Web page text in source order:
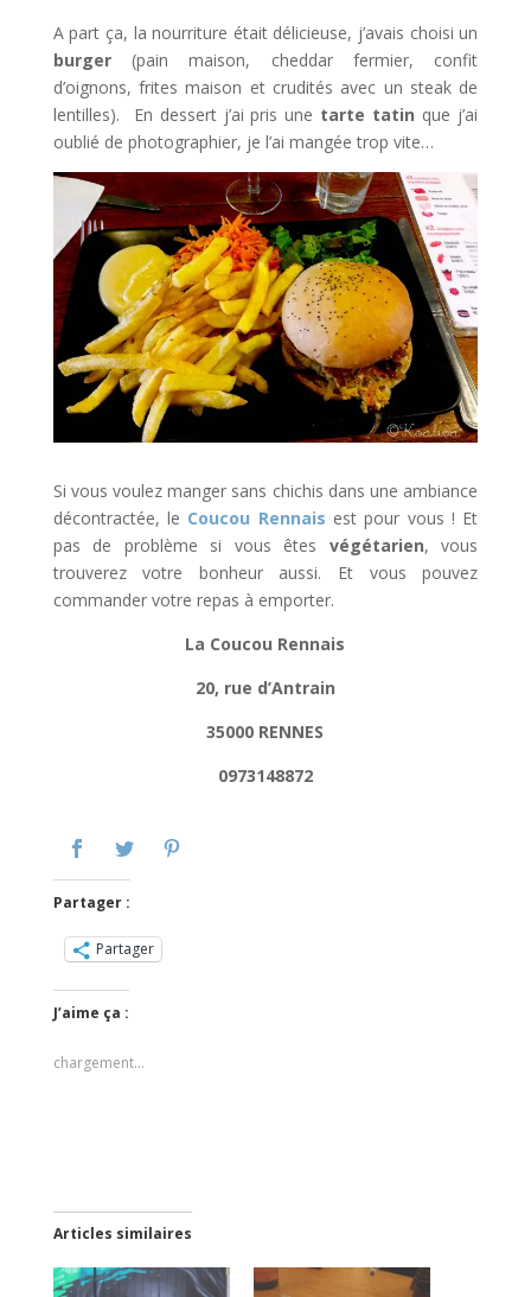
A part ça, la nourriture était délicieuse, j’avais choisi un
burger(pain maison, cheddar fermier, confit
d’oignons, frites maison et crudités avec un steak de
lentilles). En dessert j’ai pris une tarte tatin que j’ai
oublié de photographier, je l’ai mangée trop vite…
Si vous voulez manger sans chichis dans une ambiance
décontractée, le Coucou Rennais est pour vous ! Et
pas de problème si vous êtes végétarien, vous
trouverez votre bonheur aussi. Et vous pouvez
commander votre repas à emporter.
La Coucou Rennais
20, rue d’Antrain
35000 RENNES
0973148872
Partager :
Partager
J’aime ça :
chargement…
Articles similaires